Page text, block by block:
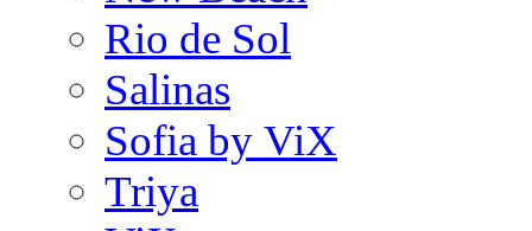
Rio de Sol
Salinas
Sofia by ViX
Triya